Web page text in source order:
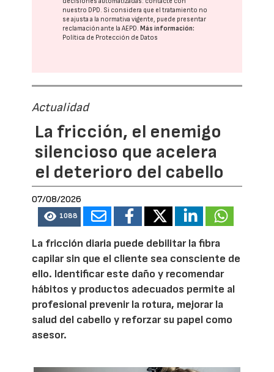
nuestro DPD. Si considera que el tratamiento no
se ajusta a la normativa vigente, puede presentar
reclamación ante laAEPD.Más información:
Política de Protección de Datos
Actualidad
La fricción, el enemigo
silencioso que acelera
el deterioro del cabello
07/08/2026
1088
La fricción diaria puede debilitar la fibra
capilar sin que el cliente sea consciente de
ello. Identificar este daño y recomendar
hábitos y productos adecuados permite al
profesional prevenir la rotura, mejorar la
salud del cabello y reforzar su papel como
asesor.